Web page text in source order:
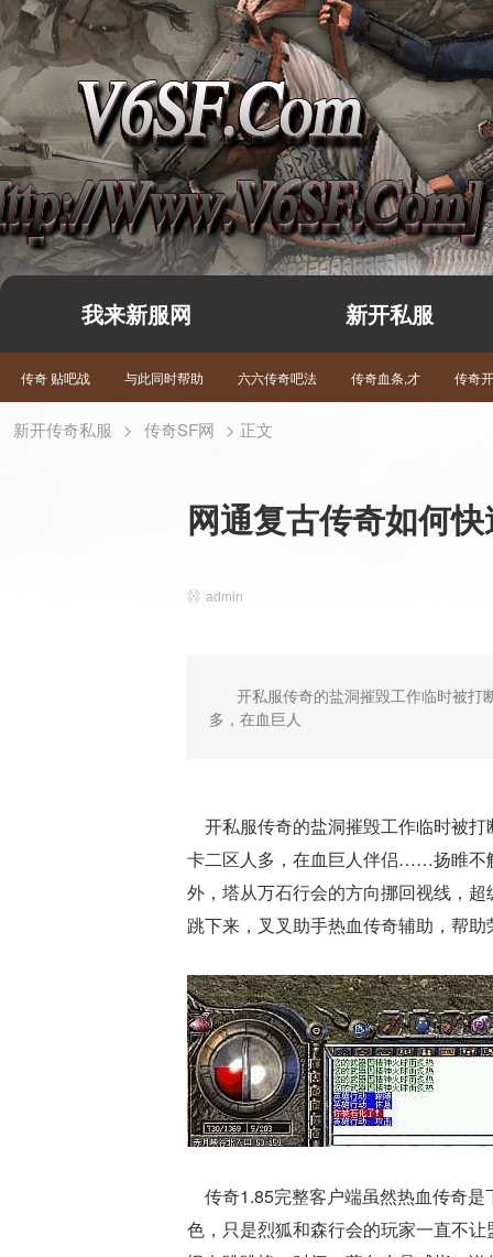
我来新服网 新开私服
传奇 贴吧战 与此同时帮助 六六传奇吧法 传奇血条,才 传奇
新开传奇私服 > 传奇SF网 > 正文
网通复古传奇如何
admin
开私服传奇的盐洞摧毁工作临时被
多，在血巨人
开私服传奇的盐洞摧毁工作临时被
卡二区人多，在血巨人伴侣……扬睢不
外，塔从万石行会的方向挪回视线，
跳下来，叉叉助手热血传奇辅助，帮
传奇1.85完整客户端虽然热血传奇
色，只是烈狐和森行会的玩家一直不